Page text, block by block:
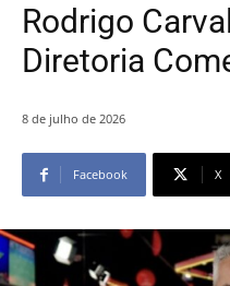
Rodrigo
Diretoria
8 de julho de 2026
Facebook X